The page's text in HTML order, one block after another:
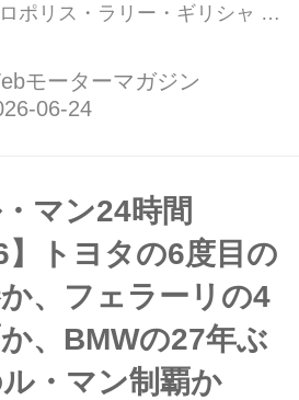
ロポリス・ラリー・ギリシャ プ
WRC世界ラリー選手権第8戦
リス・ラリー・ギリシャがア
れる。WRCはこの第8戦アクロ
・ラリー・ギリシャからシーズ
戦が始まり、最終戦まで7...
モーターマガジン
・マン24時間
】トヨタの6度目の
、フェラーリの4
、BMWの27年ぶ
ル・マン制覇か